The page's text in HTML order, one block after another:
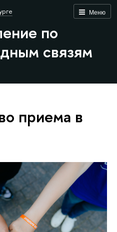
Меню
по
связям
приема в